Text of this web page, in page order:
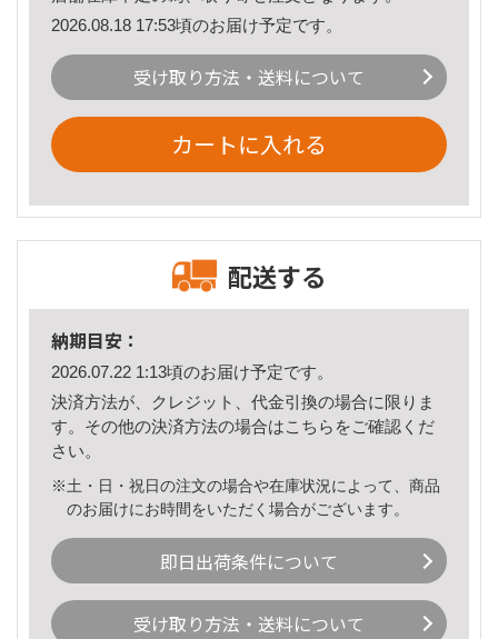
2026.08.18 17:53頃のお届け予定です。
受け取り方法・送料について
カートに入れる
配送する
納期目安：
2026.07.22 1:13頃のお届け予定です。
決済方法が、クレジット、代金引換の場合に限りま
す。その他の決済方法の場合はこちら をご確認くだ
さい。
※土・日・祝日の注文の場合や在庫状況によって、商品
のお届けにお時間をいただく場合がございます。
即日出荷条件について
受け取り方法・送料について